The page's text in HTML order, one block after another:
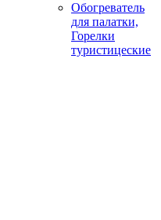
Обогреватель
для палатки,
Горелки
туристицеские